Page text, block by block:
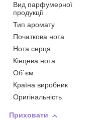
Вид парфумерної
продукції
Тип аромату
Початкова нота
Нота серця
Кінцева нота
Об`єм
Країна виробник
Оригінальність
Приховати